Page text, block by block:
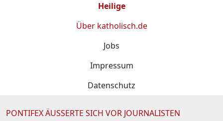
Heilige
Über katholisch.de
Jobs
Impressum
Datenschutz
PONTIFEX ÄUSSERTE SICH VOR JOURNALISTEN